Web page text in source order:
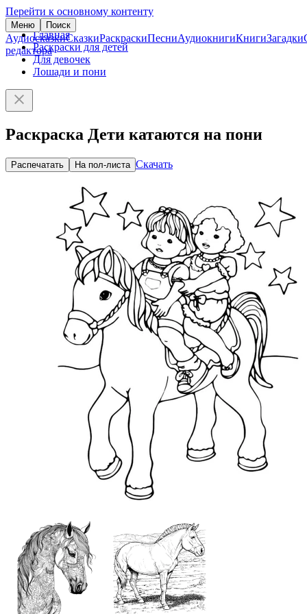
Перейти к основному контенту
Меню Поиск
АудиосказкиСказкиРаскраскиПесниАудиокнигиКнигиЗагадки
редактора
Главная
Раскраски для детей
Для девочек
Лошади и пони
Раскраска Дети катаются на пони
Распечатать На пол-листа Скачать